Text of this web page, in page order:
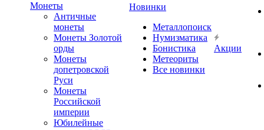
Монеты
Античные
монеты
Монеты Золотой
орды
Монеты
допетровской
Руси
Монеты
Российской
империи
Юбилейные
Новинки
Металлопоиск
Нумизматика
Бонистика
Метеориты
Все новинки
Акции